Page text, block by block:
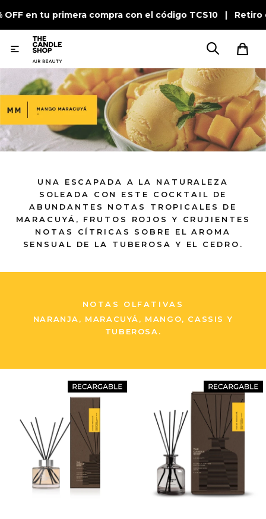
en tu primera compra con el código TCS10 |

UNA ESCAPADA A LA NATURALEZA
SOLEADA CON ESTE COCKTAIL DE
ABUNDANTES NOTAS TROPICALES DE
MARACUYÁ, FRUTOS ROJOS Y CRUJIENTES
NOTAS CÍTRICAS SOBRE EL AROMA
SENSUAL DE LA TUBEROSA Y EL CEDRO.
NOTAS OLFATIVAS
NARANJA, MARACUYÁ, MANGO, CASSIS Y
TUBEROSA.